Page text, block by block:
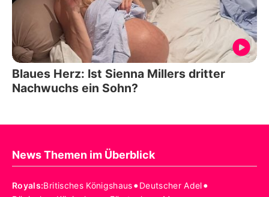
Blaues Herz: Ist Sienna Millers dritter
Nachwuchs ein Sohn?
News Themen im Überblick
Royals:Britisches Königshaus•Deutscher Adel•